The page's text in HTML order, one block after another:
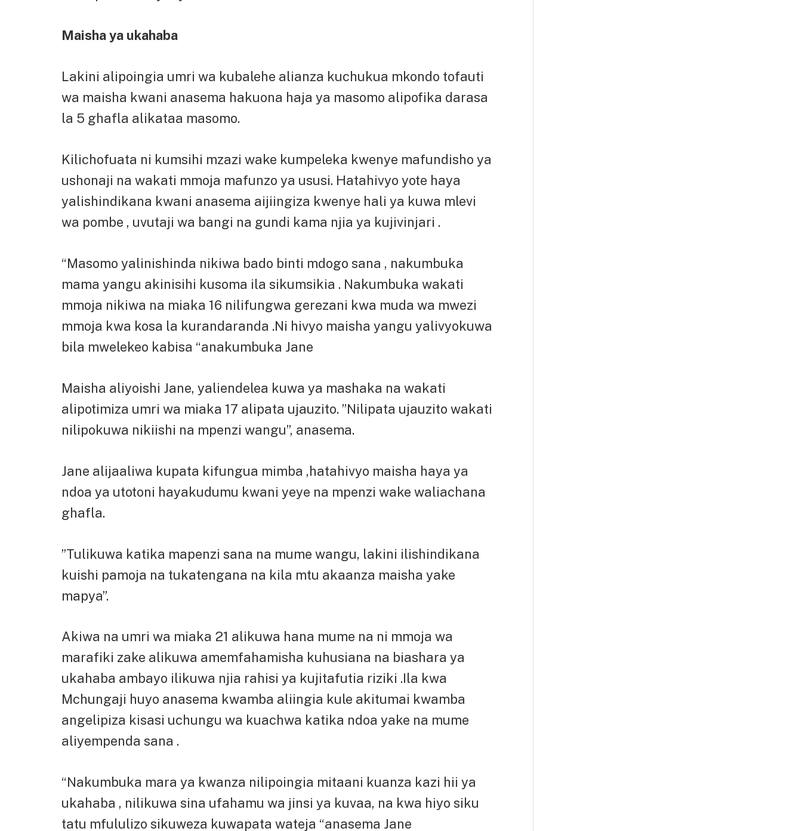
Maisha ya ukahaba
Lakini alipoingia umri wa kubalehe alianza kuchukua mkondo tofauti
wa maisha kwani anasema hakuona haja ya masomo alipofika darasa
la 5 ghafla alikataa masomo.
Kilichofuata ni kumsihi mzazi wake kumpeleka kwenye mafundisho ya
ushonaji na wakati mmoja mafunzo ya ususi. Hatahivyo yote haya
yalishindikana kwani anasema aijiingiza kwenye hali ya kuwa mlevi
wa pombe , uvutaji wa bangi na gundi kama njia ya kujivinjari .
“Masomo yalinishinda nikiwa bado binti mdogo sana , nakumbuka
mama yangu akinisihi kusoma ila sikumsikia . Nakumbuka wakati
mmoja nikiwa na miaka 16 nilifungwa gerezani kwa muda wa mwezi
mmoja kwa kosa la kurandaranda .Ni hivyo maisha yangu yalivyokuwa
bila mwelekeo kabisa “anakumbuka Jane
Maisha aliyoishi Jane, yaliendelea kuwa ya mashaka na wakati
alipotimiza umri wa miaka 17 alipata ujauzito. ”Nilipata ujauzito wakati
nilipokuwa nikiishi na mpenzi wangu”, anasema.
Jane alijaaliwa kupata kifungua mimba ,hatahivyo maisha haya ya
ndoa ya utotoni hayakudumu kwani yeye na mpenzi wake waliachana
ghafla.
”Tulikuwa katika mapenzi sana na mume wangu, lakini ilishindikana
kuishi pamoja na tukatengana na kila mtu akaanza maisha yake
mapya”.
Akiwa na umri wa miaka 21 alikuwa hana mume na ni mmoja wa
marafiki zake alikuwa amemfahamisha kuhusiana na biashara ya
ukahaba ambayo ilikuwa njia rahisi ya kujitafutia riziki .Ila kwa
Mchungaji huyo anasema kwamba aliingia kule akitumai kwamba
angelipiza kisasi uchungu wa kuachwa katika ndoa yake na mume
aliyempenda sana .
“Nakumbuka mara ya kwanza nilipoingia mitaani kuanza kazi hii ya
ukahaba , nilikuwa sina ufahamu wa jinsi ya kuvaa, na kwa hiyo siku
tatu mfululizo sikuweza kuwapata wateja “anasema Jane